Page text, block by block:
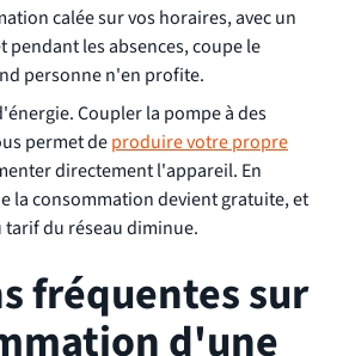
calée sur vos horaires, avec un
pendant les absences, coupe le
personne n'en profite.
Coupler la pompe à des
permet deproduire votre propre
directement l'appareil. En
la consommation devient gratuite, et
du réseau diminue.
fréquentes sur
d'une